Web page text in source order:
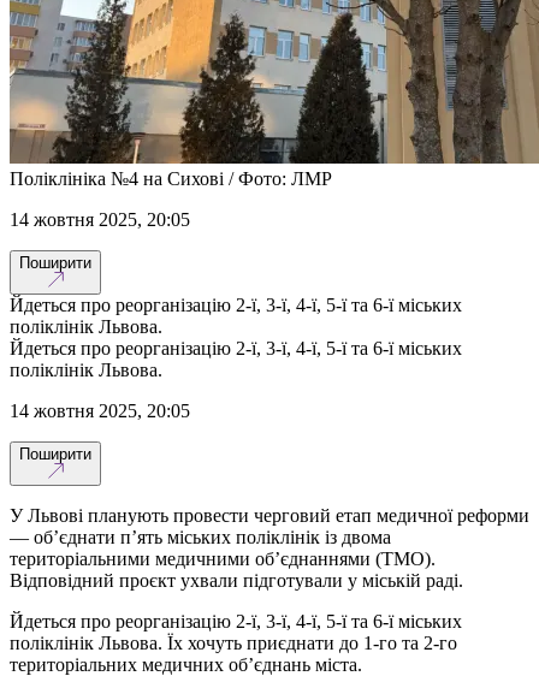
Поліклініка №4 на Сихові / Фото: ЛМР
14 жовтня 2025, 20:05
Поширити
Йдеться про реорганізацію 2-ї, 3-ї, 4-ї, 5-ї та 6-ї міських
поліклінік Львова.
Йдеться про реорганізацію 2-ї, 3-ї, 4-ї, 5-ї та 6-ї міських
поліклінік Львова.
14 жовтня 2025, 20:05
Поширити
У Львові планують провести черговий етап медичної реформи
— об’єднати п’ять міських поліклінік із двома
територіальними медичними об’єднаннями (ТМО).
Відповідний проєкт ухвали підготували у міській раді.
Йдеться про реорганізацію 2-ї, 3-ї, 4-ї, 5-ї та 6-ї міських
поліклінік Львова. Їх хочуть приєднати до 1-го та 2-го
територіальних медичних об’єднань міста.